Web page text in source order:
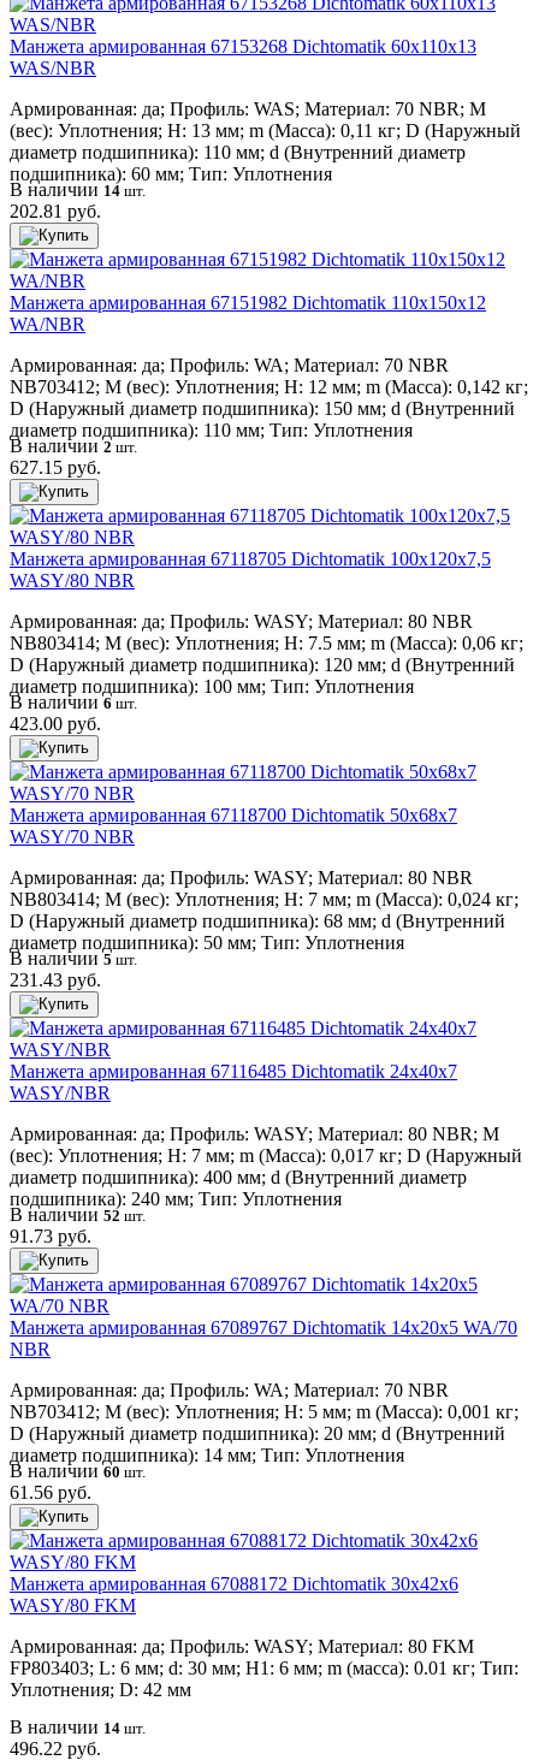
Манжета армированная 67153268 Dichtomatik 60x110x13
WAS/NBR
Армированная: да; Профиль: WAS; Материал: 70 NBR; M
(вес): Уплотнения; H: 13 мм; m (Масса): 0,11 кг; D (Наружный
диаметр подшипника): 110 мм; d (Внутренний диаметр
подшипника): 60 мм; Тип: Уплотнения
В наличии 14 шт.
202.81 руб.
Манжета армированная 67151982 Dichtomatik 110x150x12
WA/NBR
Армированная: да; Профиль: WA; Материал: 70 NBR
NB703412; M (вес): Уплотнения; H: 12 мм; m (Масса): 0,142 кг;
D (Наружный диаметр подшипника): 150 мм; d (Внутренний
диаметр подшипника): 110 мм; Тип: Уплотнения
В наличии2 шт.
627.15 руб.
Манжета армированная 67118705 Dichtomatik 100x120x7,5
WASY/80 NBR
Армированная: да; Профиль: WASY; Материал: 80 NBR
NB803414; M (вес): Уплотнения; H: 7.5 мм; m (Масса): 0,06 кг;
D (Наружный диаметр подшипника): 120 мм; d (Внутренний
диаметр подшипника): 100 мм; Тип: Уплотнения
В наличии6 шт.
423.00 руб.
Манжета армированная 67118700 Dichtomatik 50x68x7
WASY/70 NBR
Армированная: да; Профиль: WASY; Материал: 80 NBR
NB803414; M (вес): Уплотнения; H: 7 мм; m (Масса): 0,024 кг;
D (Наружный диаметр подшипника): 68 мм; d (Внутренний
диаметр подшипника): 50 мм; Тип: Уплотнения
В наличии5 шт.
231.43 руб.
Манжета армированная 67116485 Dichtomatik 24x40x7
WASY/NBR
Армированная: да; Профиль: WASY; Материал: 80 NBR; M
(вес): Уплотнения; H: 7 мм; m (Масса): 0,017 кг; D (Наружный
диаметр подшипника): 400 мм; d (Внутренний диаметр
подшипника): 240 мм; Тип: Уплотнения
В наличии 52 шт.
91.73 руб.
Манжета армированная 67089767 Dichtomatik 14x20x5 WA/70
NBR
Армированная: да; Профиль: WA; Материал: 70 NBR
NB703412; M (вес): Уплотнения; H: 5 мм; m (Масса): 0,001 кг;
D (Наружный диаметр подшипника): 20 мм; d (Внутренний
диаметр подшипника): 14 мм; Тип: Уплотнения
В наличии60 шт.
61.56 руб.
Манжета армированная 67088172 Dichtomatik 30x42x6
WASY/80 FKM
Армированная: да; Профиль: WASY; Материал: 80 FKM
FP803403; L: 6 мм; d: 30 мм; H1: 6 мм; m (масса): 0.01 кг; Тип:
Уплотнения; D: 42 мм
В наличии 14 шт.
496.22 руб.